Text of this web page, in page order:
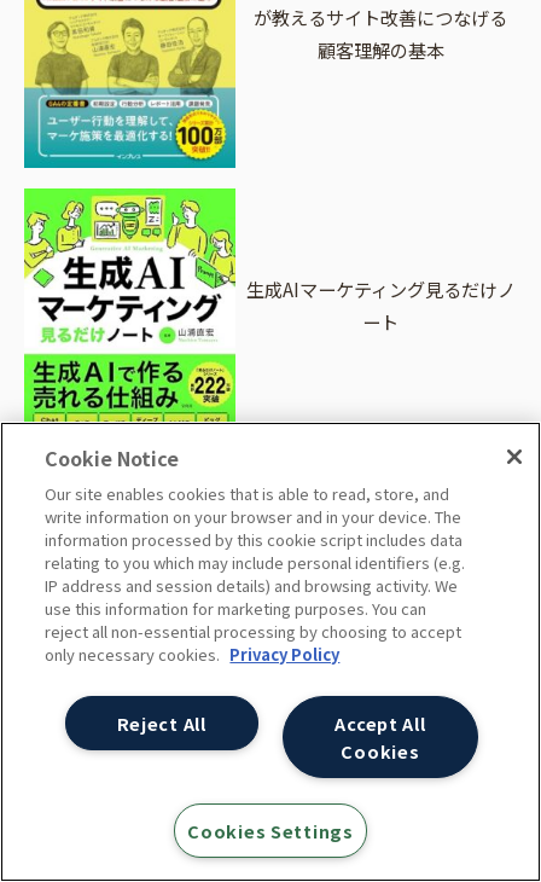
が教えるサイト改善につなげる
顧客理解の基本
生成AIマーケティング見るだけノ
ート
サクッとわかる ビジネス教養 デ
ジタルマーケティング
Tweets by ayudante
Cookie Notice
Our site enables cookies that is able to read, store, and
write information on your browser and in your device. The
information processed by this cookie script includes data
relating to you which may include personal identifiers (e.g.
IP address and session details) and browsing activity. We
use this information for marketing purposes. You can
reject all non-essential processing by choosing to accept
only necessary cookies. Privacy Policy
Accept All
Cookies
Reject All
Cookies Settings